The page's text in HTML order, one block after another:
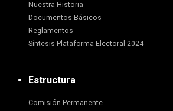
Nuestra Historia
Documentos Básicos
Reglamentos
Síntesis Plataforma Electoral 2024
Estructura
Comisión Permanente